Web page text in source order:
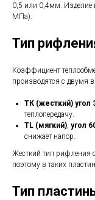
0,5 или 0,4мм. Изделие
МПа).
Тип
Коэффициент
производятся с двумя
ТК (жесткий) угол
теплопередачу.
TL (мягкий), угол
снижает напор.
Жесткий тип рифления
поэтому в таких
Тип